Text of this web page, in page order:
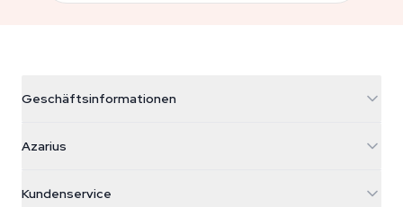
Geschäftsinformationen
Galvaniweg 11
Nederland
Azarius
Kundenservice